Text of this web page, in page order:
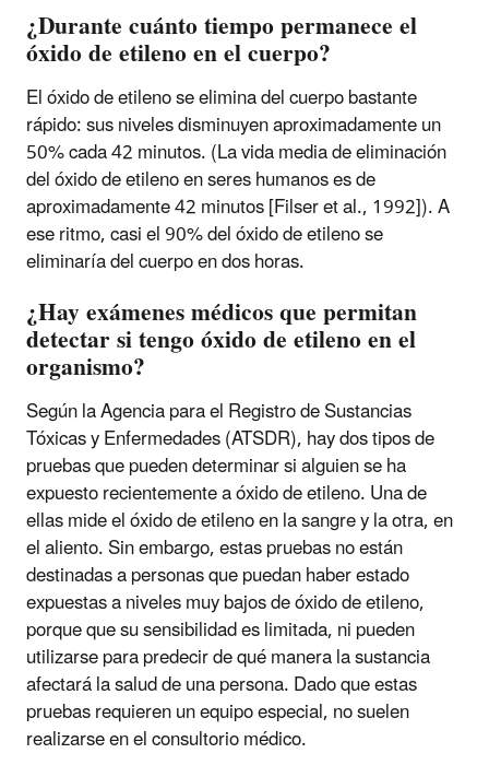
¿Durante cuánto tiempo permanece el
óxido de etileno en el cuerpo?
El óxido de etileno se elimina del cuerpo bastante
rápido: sus niveles disminuyen aproximadamente un
50% cada 42 minutos. (La vida media de eliminación
del óxido de etileno en seres humanos es de
aproximadamente 42 minutos [Filser et al., 1992]). A
ese ritmo, casi el 90% del óxido de etileno se
eliminaría del cuerpo en dos horas.
¿Hay exámenes médicos que permitan
detectar si tengo óxido de etileno en el
organismo?
Según la Agencia para el Registro de Sustancias
Tóxicas y Enfermedades (ATSDR), hay dos tipos de
pruebas que pueden determinar si alguien se ha
expuesto recientemente a óxido de etileno. Una de
ellas mide el óxido de etileno en la sangre y la otra, en
el aliento. Sin embargo, estas pruebas no están
destinadas a personas que puedan haber estado
expuestas a niveles muy bajos de óxido de etileno,
porque que su sensibilidad es limitada, ni pueden
utilizarse para predecir de qué manera la sustancia
afectará la salud de una persona. Dado que estas
pruebas requieren un equipo especial, no suelen
realizarse en el consultorio médico.